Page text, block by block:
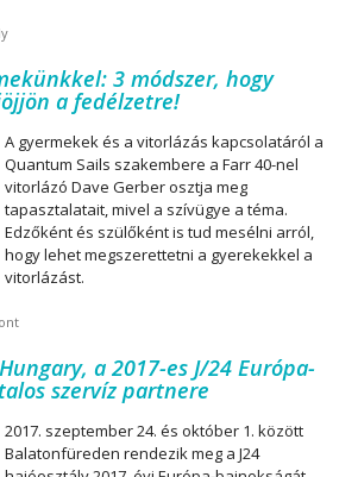
3 módszer, hogy
a fedélzetre!
A gyermekek és a vitorlázás kapcsolatáról a
Quantum Sails szakembere a Farr 40-nel
vitorlázó Dave Gerber osztja meg
tapasztalatait, mivel a szívügye a téma.
Edzőként és szülőként is tud mesélni arról,
hogy lehet megszerettetni a gyerekekkel a
vitorlázást.
a 2017-es J/24 Európa-
szervíz partnere
2017. szeptember 24. és október 1. között
Balatonfüreden rendezik meg a J24